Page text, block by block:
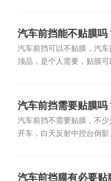
汽车前挡能不贴膜吗
汽车前挡可以不贴膜，汽
须品，是个人需要，贴膜可
汽车前挡需要贴膜吗
汽车前挡不需要贴膜，不
开车，白天反射中控台倒影
汽车前挡膜有必要贴